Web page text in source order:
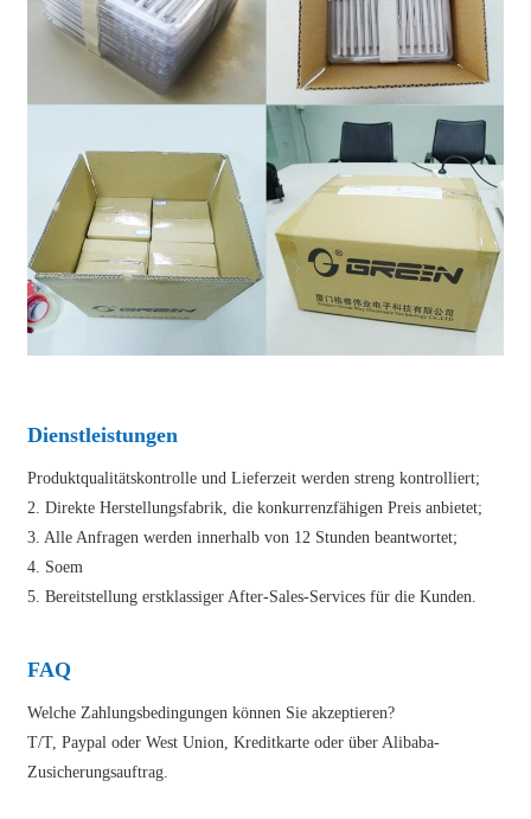
Dienstleistungen
Produktqualitätskontrolle und Lieferzeit werden streng kontrolliert;
2. Direkte Herstellungsfabrik, die konkurrenzfähigen Preis anbietet;
3. Alle Anfragen werden innerhalb von 12 Stunden beantwortet;
4. Soem
5. Bereitstellung erstklassiger After-Sales-Services für die Kunden.
FAQ
Welche Zahlungsbedingungen können Sie akzeptieren?
T/T, Paypal oder West Union, Kreditkarte oder über Alibaba-
Zusicherungsauftrag.